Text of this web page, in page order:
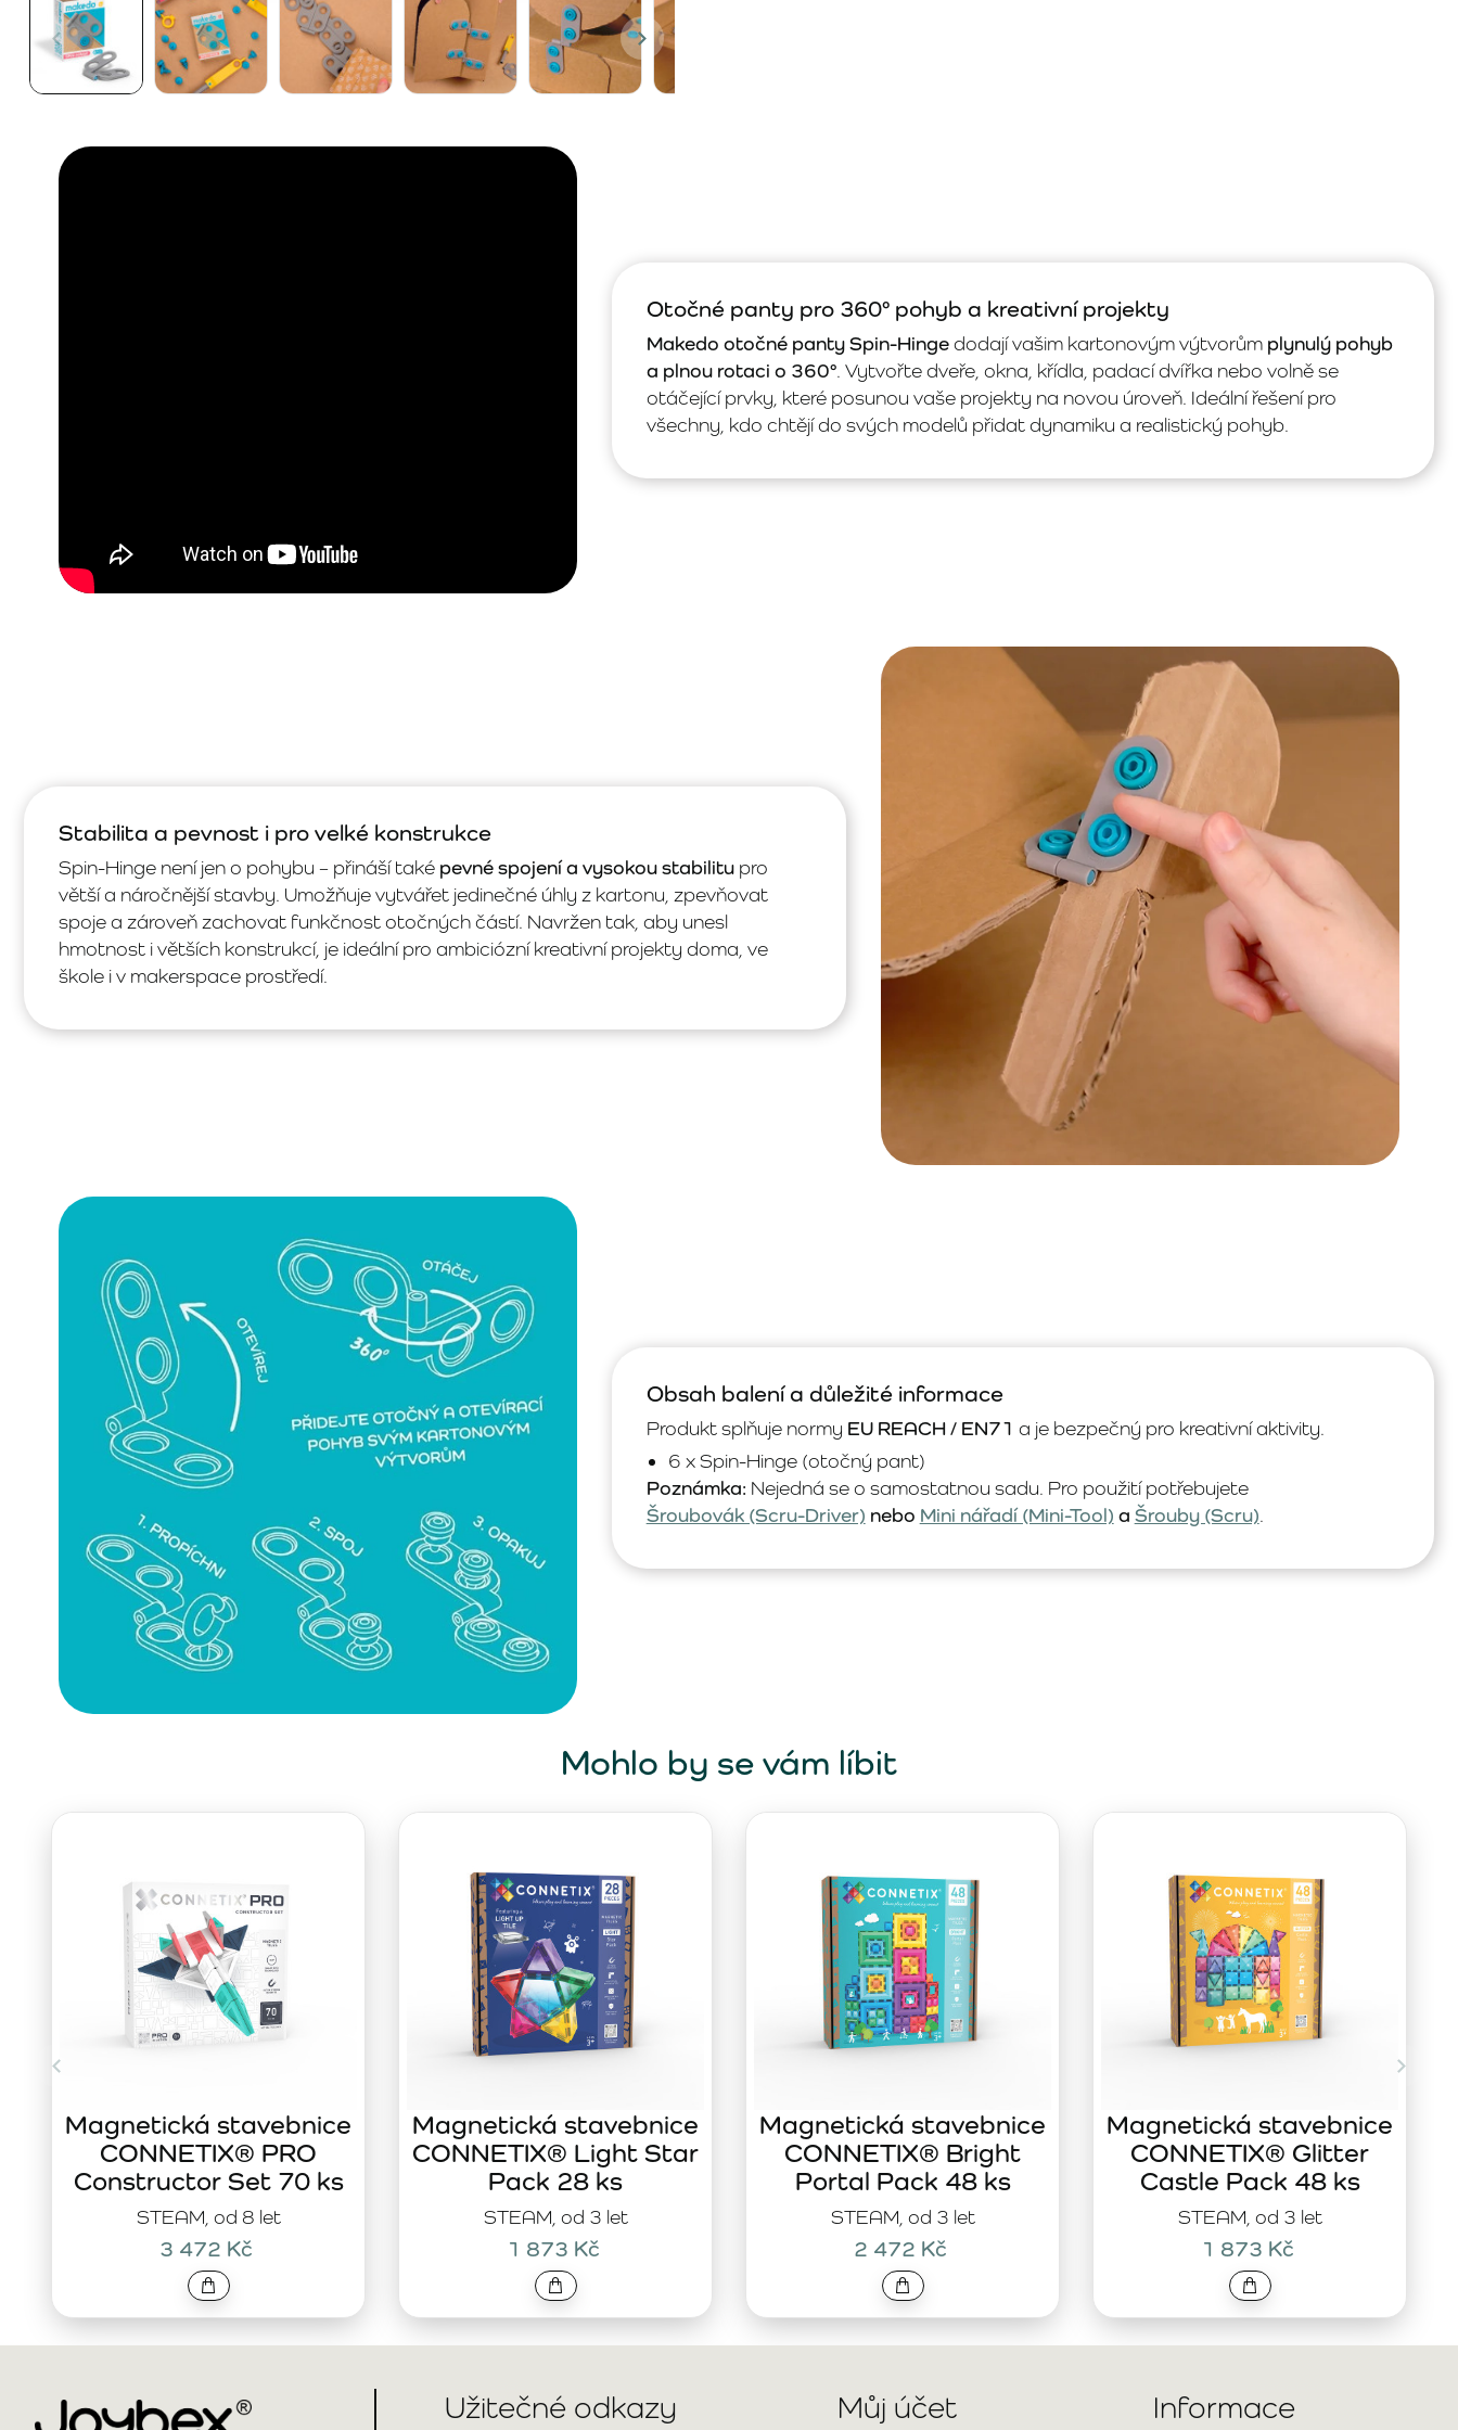
Otočné panty pro 360° pohyb a kreativní projekty
Makedo otočné panty Spin-Hingedodají vašim kartonovým výtvorům plynulý pohyb
a plnou rotaci o 360°. Vytvořte dveře, okna, křídla, padací dvířka nebo volně se
otáčející prvky, které posunou vaše projekty na novou úroveň. Ideální řešení pro
všechny, kdo chtějí do svých modelů přidat dynamiku a realistický pohyb.
Stabilita a pevnost i pro velké konstrukce
Spin-Hinge není jen o pohybu – přináší také pevné spojení a vysokou stabilitu pro
větší a náročnější stavby. Umožňuje vytvářet jedinečné úhly z kartonu, zpevňovat
spoje a zároveň zachovat funkčnost otočných částí. Navržen tak, aby unesl
hmotnost i větších konstrukcí, je ideální pro ambiciózní kreativní projekty doma, ve
škole i v makerspace prostředí.
Obsah balení a důležité informace
Produkt splňuje normy EU REACH / EN71 a je bezpečný pro kreativní aktivity.
6 x Spin-Hinge (otočný pant)
Poznámka: Nejedná se o samostatnou sadu. Pro použití potřebujete
Šroubovák (Scru-Driver) nebo Mini nářadí (Mini-Tool) a Šrouby (Scru).
Mohlo by se vám líbit
STEAM, od 8 let
Magnetická stavebnice
CONNETIX® PRO
Constructor Set 70 ks
3 472 Kč
STEAM, od 3 let
Magnetická stavebnice
CONNETIX® Light Star
Pack 28 ks
1 873 Kč
STEAM, od 3 let
Magnetická stavebnice
CONNETIX® Bright
Portal Pack 48 ks
2 472 Kč
STEAM, od 3 let
Magnetická stavebnice
CONNETIX® Glitter
Castle Pack 48 ks
1 873 Kč
Užitečné odkazy Můj účet Informace